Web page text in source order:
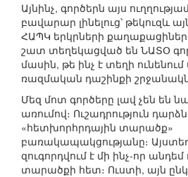
Այնինչ, գործերն այս
բավարար լինելուց՝ թեկուզև
ՀԱՊԿ երկրների
շատ տեղեկացված են ՆԱՏՕ
մասին, թե ինչ է տեղի
ռազմական դաշինքի
Մեզ մոտ գործերը լավ չեն են
առումով։ Ուշադրություն
«հետխորհրդային տարածք»
բառակապակցությանը։
զուգորդվում է մի ինչ-որ
տարածքի հետ։ Ուստի, այն